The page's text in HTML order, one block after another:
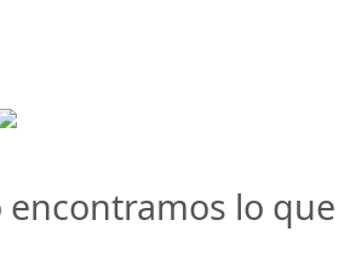
encontramos lo que